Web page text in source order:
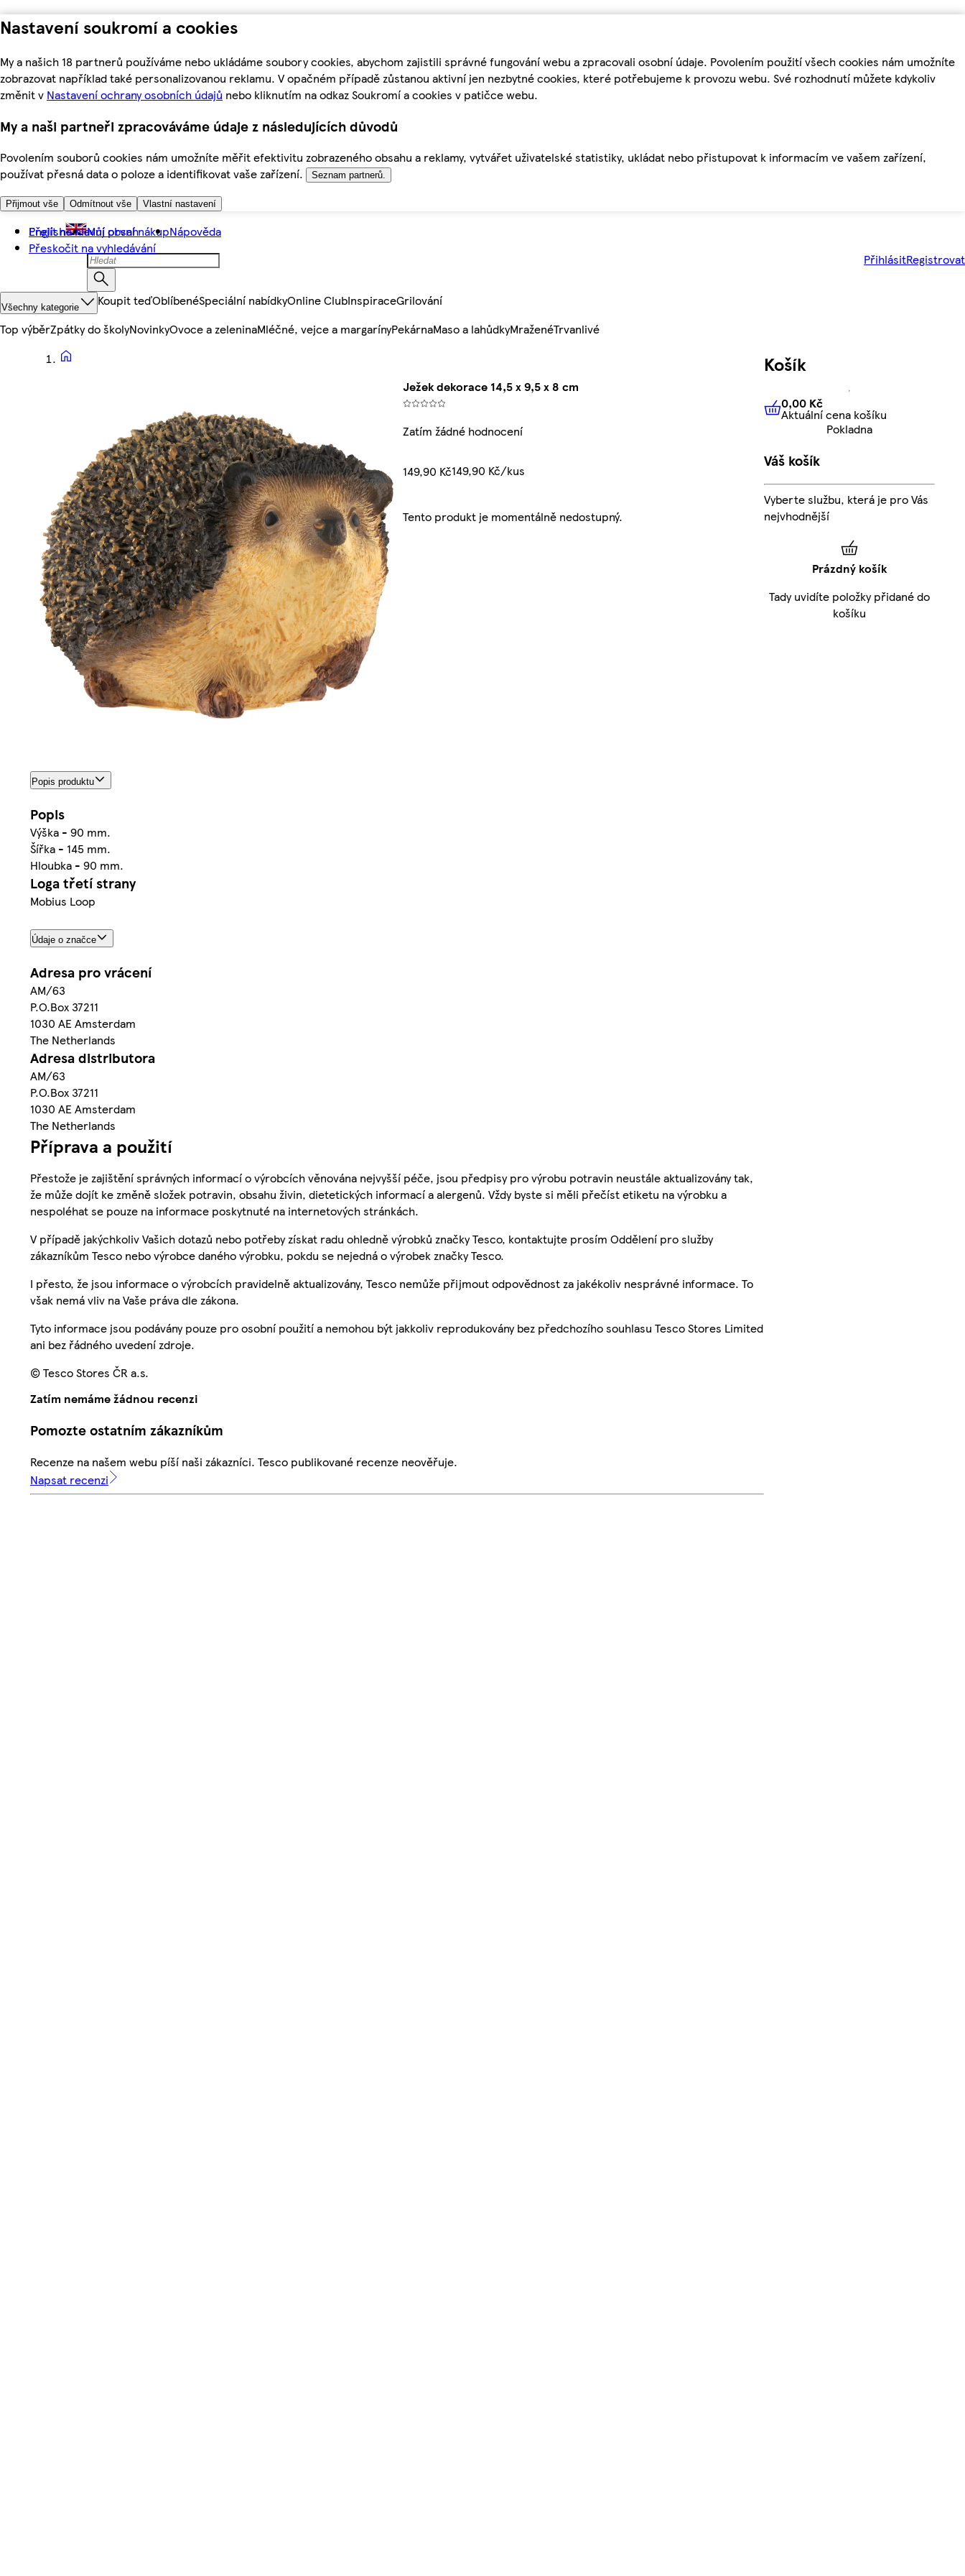
Nastavení soukromí a cookies
My a našich 18 partnerů používáme nebo ukládáme soubory cookies, abychom zajistili správné fungování webu a zpracovali osobní údaje. Povolením použití všech cookies nám umožníte
zobrazovat například také personalizovanou reklamu. V opačném případě zůstanou aktivní jen nezbytné cookies, které potřebujeme k provozu webu. Své rozhodnutí můžete kdykoliv
změnit v Nastavení ochrany osobních údajů nebo kliknutím na odkaz Soukromí a cookies v patičce webu.
My a naši partneři zpracováváme údaje z následujících důvodů
Povolením souborů cookies nám umožníte měřit efektivitu zobrazeného obsahu a reklamy, vytvářet uživatelské statistiky, ukládat nebo přistupovat k informacím ve vašem zařízení,
používat přesná data o poloze a identifikovat vaše zařízení.
Seznam partnerů.
Přijmout vše Odmítnout vše Vlastní nastavení
Přejít na hlavní obsah
Přeskočit na vyhledávání
English Můj první nákupNápověda
PřihlásitRegistrovat
Všechny kategorie Koupit teďOblíbenéSpeciální nabídkyOnline ClubInspiraceGrilování
Top výběrZpátky do školyNovinkyOvoce a zeleninaMléčné, vejce a margarínyPekárnaMaso a lahůdkyMraženéTrvanlivé
Ježek dekorace 14,5 x 9,5 x 8 cm
Zatím žádné hodnocení
149,90 Kč149,90 Kč/kus
Tento produkt je momentálně nedostupný.
Popis produktu
Popis
Výška - 90 mm.
Šířka - 145 mm.
Hloubka - 90 mm.
Loga třetí strany
Mobius Loop
Údaje o značce
Adresa pro vrácení
AM/63
P.O.Box 37211
1030 AE Amsterdam
The Netherlands
Adresa distributora
AM/63
P.O.Box 37211
1030 AE Amsterdam
The Netherlands
Příprava a použití
Přestože je zajištění správných informací o výrobcích věnována nejvyšší péče, jsou předpisy pro výrobu potravin neustále aktualizovány tak,
že může dojít ke změně složek potravin, obsahu živin, dietetických informací a alergenů. Vždy byste si měli přečíst etiketu na výrobku a
nespoléhat se pouze na informace poskytnuté na internetových stránkách.
V případě jakýchkoliv Vašich dotazů nebo potřeby získat radu ohledně výrobků značky Tesco, kontaktujte prosím Oddělení pro služby
zákazníkům Tesco nebo výrobce daného výrobku, pokdu se nejedná o výrobek značky Tesco.
I přesto, že jsou informace o výrobcích pravidelně aktualizovány, Tesco nemůže přijmout odpovědnost za jakékoliv nesprávné informace. To
však nemá vliv na Vaše práva dle zákona.
Tyto informace jsou podávány pouze pro osobní použití a nemohou být jakkoliv reprodukovány bez předchozího souhlasu Tesco Stores Limited
ani bez řádného uvedení zdroje.
© Tesco Stores ČR a.s.
Zatím nemáme žádnou recenzi
Pomozte ostatním zákazníkům
Recenze na našem webu píší naši zákazníci. Tesco publikované recenze neověřuje.
Napsat recenzi
Košík
0,00 KčAktuální cena košíku
0,00 Kč
Aktuální cena košíku
Pokladna
Váš košík
Vyberte službu, která je pro Vás
nejvhodnější
Prázdný košík
Tady uvidíte položky přidané do
košíku